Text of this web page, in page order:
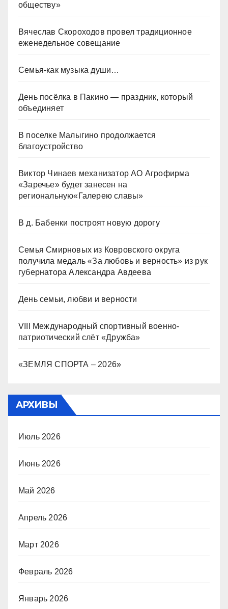
обществу»
Вячеслав Скороходов провел традиционное
еженедельное совещание
Семья-как музыка души…
День посёлка в Пакино — праздник, который
объединяет
В поселке Малыгино продолжается
благоустройство
Виктор Чинаев механизатор АО Агрофирма
«Заречье» будет занесен на
региональную«Галерею славы»
В д. Бабенки построят новую дорогу
Семья Смирновых из Ковровского округа
получила медаль «За любовь и верность» из рук
губернатора Александра Авдеева
День семьи, любви и верности
VIII Международный спортивный военно-
патриотический слёт «Дружба»
«ЗЕМЛЯ СПОРТА – 2026»
АРХИВЫ
Июль 2026
Июнь 2026
Май 2026
Апрель 2026
Март 2026
Февраль 2026
Январь 2026